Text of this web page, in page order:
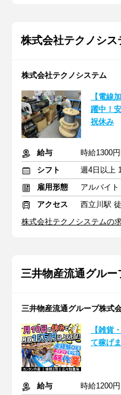
株式会社テクノシス
株式会社テクノシステム
【電線
躍中！
祝休み
給与
時給1300
シフト
雇用形態
アルバイト
アクセス
西立川駅
株式会社テクノシステムの
三井物産流通グルー
三井物産流通グループ株式
【雑貨
て稼げ
給与
時給1200